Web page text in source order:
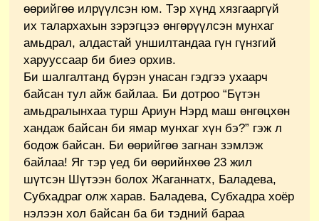
өөрийгөө илрүүлсэн юм. Тэр хүнд хязгааргүй
их талархахын зэрэгцээ өнгөрүүлсэн мунхаг
амьдрал, алдастай уншилтандаа гүн гүнзгий
харууссаар би биеэ орхив.
Би шалгалтанд бүрэн унасан гэдгээ ухаарч
байсан тул айж байлаа. Би дотроо “Бүтэн
амьдралынхаа турш Ариун Нэрд маш өнгөцхөн
хандаж байсан би ямар мунхаг хүн бэ?” гэж л
бодож байсан. Би өөрийгөө загнан зэмлэж
байлаа! Яг тэр үед би өөрийнхөө 23 жил
шүтсэн Шүтээн болох Жаганнатх, Баладева,
Субхадраг олж харав. Баладева, Субхадра хоёр
нэлээн хол байсан ба би тэдний бараа